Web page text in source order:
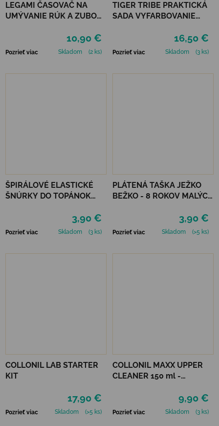
LEGAMI ČASOVAČ NA
UMÝVANIE RÚK A ZUBOV
10,90 €
Pozrieť viac Skladom (2 ks)
TIGER TRIBE PRAKTICKÁ
SADA VYFARBOVANIE
16,50 €
Pozrieť viac Skladom (3 ks)
ŠPIRÁLOVÉ ELASTICKÉ
ŠNÚRKY DO TOPÁNOK
3,90 €
Pozrieť viac Skladom (3 ks)
PLÁTENÁ TAŠKA JEŽKO
BEŽKO - 8 ROKOV MALÝCH
3,90 €
Pozrieť viac Skladom (>5 ks)
COLLONIL LAB STARTER
KIT
17,90 €
Pozrieť viac Skladom (>5 ks)
COLLONIL MAXX UPPER
CLEANER 150 ml -
9,90 €
Pozrieť viac Skladom (3 ks)